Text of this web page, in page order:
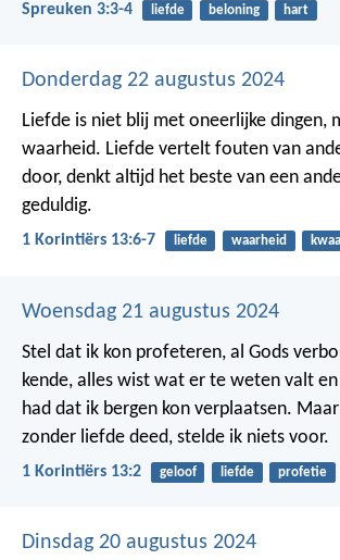
Spreuken 3:3-4 liefde beloning hart
Donderdag 22 augustus 2024
Liefde is niet blij met oneerlijke dingen,
waarheid. Liefde vertelt fouten van
door, denkt altijd het beste van een
geduldig.
1 Korintiërs 13:6-7 liefde waarheid
Woensdag 21 augustus 2024
Stel dat ik kon profeteren, al Gods
kende, alles wist wat er te weten valt
had dat ik bergen kon verplaatsen.
zonder liefde deed, stelde ik niets voor.
1 Korintiërs 13:2 geloof liefde profetie
Dinsdag 20 augustus 2024